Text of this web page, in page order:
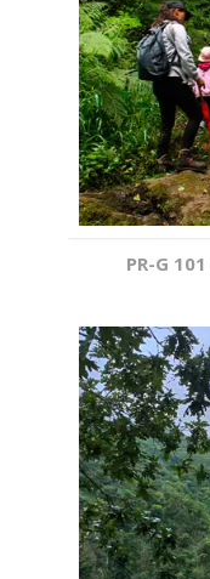
PR-G